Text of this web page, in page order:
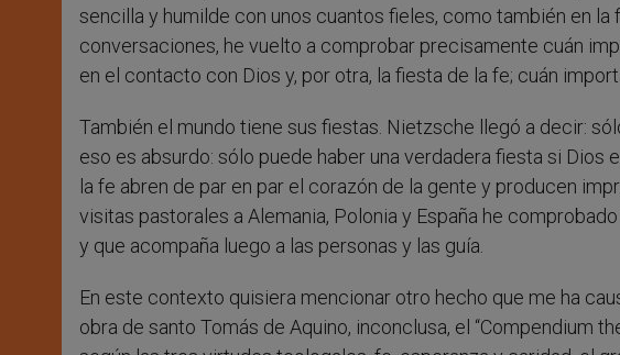
sencilla y humilde con unos cuantos fieles, como también en la
conversaciones, he vuelto a comprobar precisamente cuán
en el contacto con Dios y, por otra, la fiesta de la fe; cuán
También el mundo tiene sus fiestas. Nietzsche llegó a decir:
eso es absurdo: sólo puede haber una verdadera fiesta si
la fe abren de par en par el corazón de la gente y producen
visitas pastorales a Alemania, Polonia y España he
y que acompaña luego a las personas y las guía.
En este contexto quisiera mencionar otro hecho que me ha
obra de santo Tomás de Aquino, inconclusa, el “Compendium